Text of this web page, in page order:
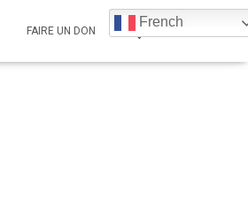
FAIRE UN DON
French